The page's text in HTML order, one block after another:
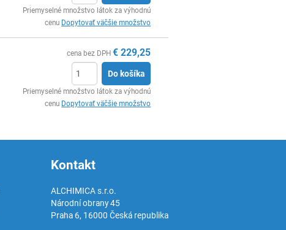
Priemyselné množstvo látok za výhodnú
cenu Dopytovať väčšie množstvo
cena bez DPH € 229,25
Do košíka
Priemyselné množstvo látok za výhodnú
cenu Dopytovať väčšie množstvo
Kontakt
ALCHIMICA s.r.o.
Národní obrany 45
Praha 6, 16000 Česká republika